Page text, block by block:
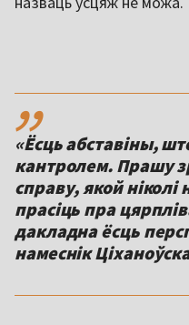
,,
«Ёсць абставіны,
кантролем. Прашу
справу, якой ніколі
прасіць пра
дакладна ёсць
намеснік